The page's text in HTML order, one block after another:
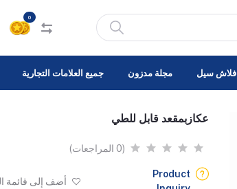
0
فلاش سيل مجلة مدزون جميع العلامات التجارية
عكازبمقعد قابل للطي
(0 المراجعات)
Product
أضف إلى قائمة